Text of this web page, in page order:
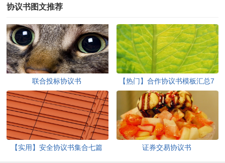
协议书图文推荐
联合投标协议书
【热门】合作协议书模板汇总7
篇
【实用】安全协议书集合七篇 证券交易协议书